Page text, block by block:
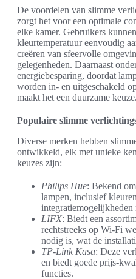
De voordelen van slimme
zorgt het voor een optimale
elke kamer. Gebruikers
kleurtemperatuur eenvoudig
creëren van sfeervolle
gelegenheden. Daarnaast
energiebesparing, doordat
worden in- en uitgeschakeld
maakt het een duurzame keuze.
Populaire slimme
Diverse merken hebben
ontwikkeld, elk met unieke
keuzes zijn:
Philips Hue: Bekend
lampen, inclusief
integratiemogelijkheden
LIFX: Biedt een
rechtstreeks op Wi-Fi
nodig is, wat de
TP-Link Kasa: Deze
en biedt goede prijs-
functies.